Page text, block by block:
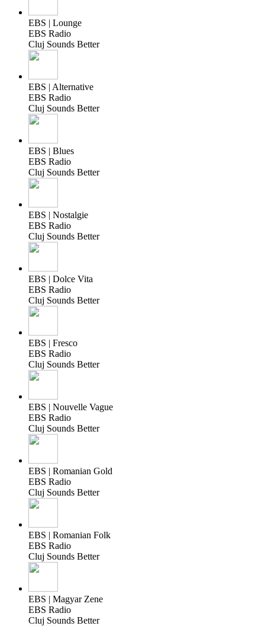
EBS | Lounge
EBS Radio
Cluj Sounds Better
EBS | Alternative
EBS Radio
Cluj Sounds Better
EBS | Blues
EBS Radio
Cluj Sounds Better
EBS | Nostalgie
EBS Radio
Cluj Sounds Better
EBS | Dolce Vita
EBS Radio
Cluj Sounds Better
EBS | Fresco
EBS Radio
Cluj Sounds Better
EBS | Nouvelle Vague
EBS Radio
Cluj Sounds Better
EBS | Romanian Gold
EBS Radio
Cluj Sounds Better
EBS | Romanian Folk
EBS Radio
Cluj Sounds Better
EBS | Magyar Zene
EBS Radio
Cluj Sounds Better